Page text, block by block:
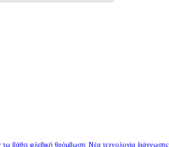
τω βάθει φλεβική θρόμβωση: Νέα τεχνολογία διάγνωσης